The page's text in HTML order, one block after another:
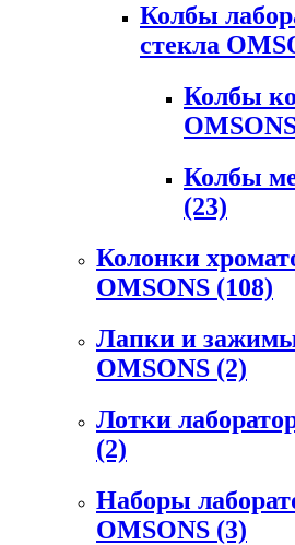
Колбы
стекла
Колбы
Колбы
(23)
Колонки
OMSONS (108)
Лапки и
OMSONS (2)
Лотки
(2)
Наборы
OMSONS (3)